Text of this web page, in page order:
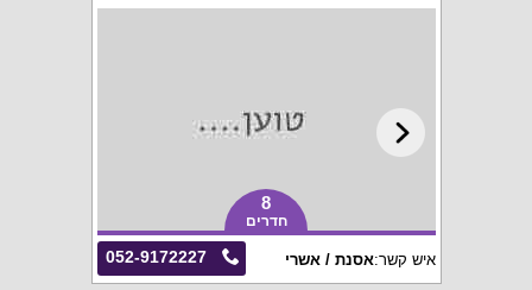
8
חדרים
052-9172227 איש קשר:אסנת / אשרי